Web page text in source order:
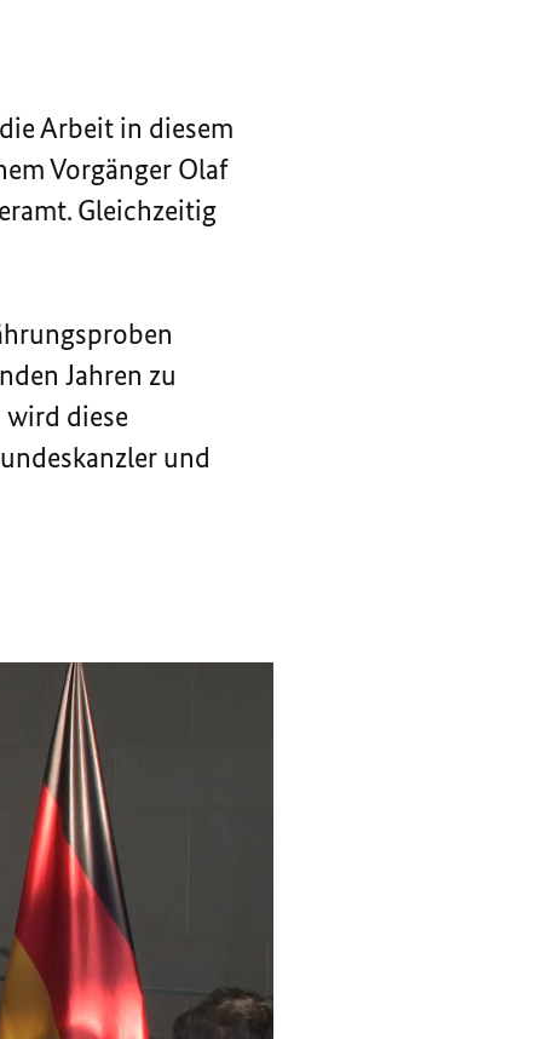
Arbeit in diesem
Vorgänger Olaf
Gleichzeitig
Jahren zu
diese
und
lieber Wolfgang,
Herr Stützle,